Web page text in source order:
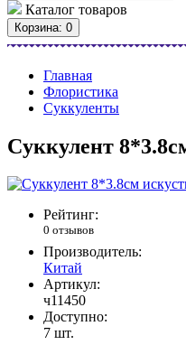
Каталог товаров
Корзина: 0
Главная
Флористика
Суккуленты
Cуккулент
Рейтинг:
0 отзывов
Производитель:
Китай
Артикул:
ч11450
Доступно:
7 шт.